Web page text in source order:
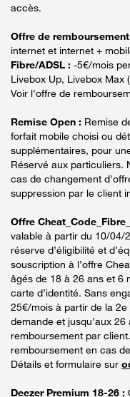
accès.
Offre de
internet et internet +
Fibre/ADSL : -5€/mois
Livebox Up, Livebox Max
Voir l'offre de
Remise Open : Remise
forfait mobile choisi ou
supplémentaires, pour
Réservé aux particuliers.
cas de changement
suppression par le client
Offre
valable à partir du 10/04/
réserve d’éligibilité et
souscription à l’offre
âgés de 18 à 26 ans et 6
carte d’identité. Sans
25€/mois à partir de la
demande et jusqu’aux
remboursement par
remboursement en cas
Détails et formulaire sur
Deezer Premium 18-26 :